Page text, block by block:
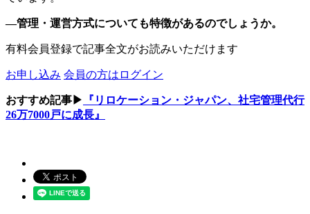
―管理・運営方式についても特徴があるのでしょうか。
有料会員登録で記事全文がお読みいただけます
お申し込み 会員の方はログイン
おすすめ記事▶
『リロケーション・ジャパン、社宅管理代行
26万7000戸に成長』